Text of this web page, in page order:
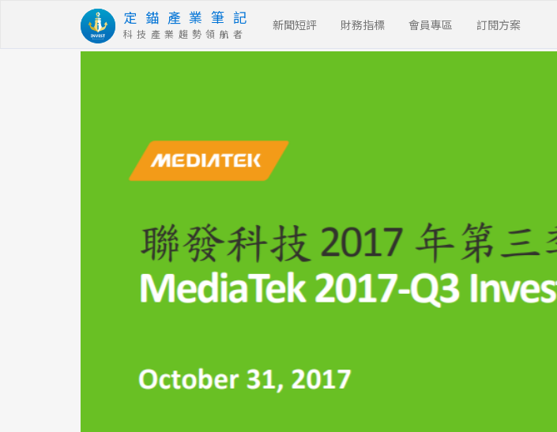
定 錨 產 業 筆 記
科 技 產 業 趨 勢 領 航 者
新聞短評 財務指標 會員專區 訂閱方案